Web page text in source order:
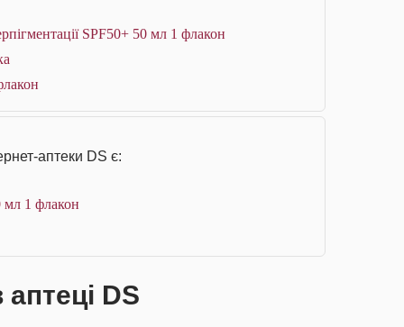
SPF50+ 50 мл 1 флакон
аптеки DS є:
мл 1 флакон
DS